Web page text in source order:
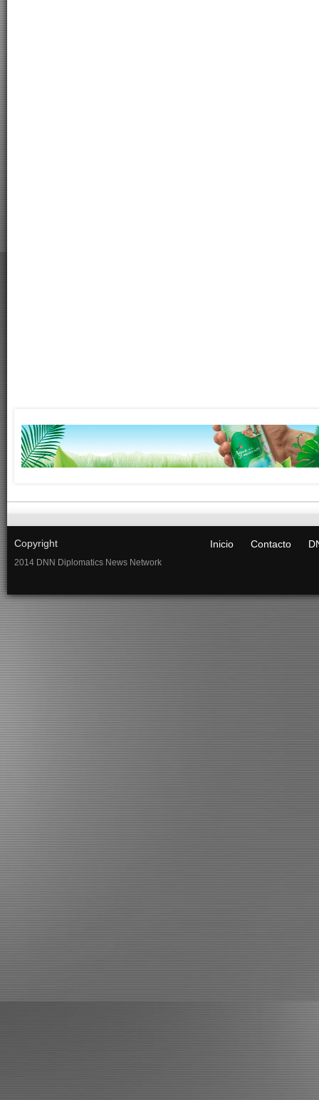
Copyright
2014 DNN Diplomatics News Network
Inicio Contacto